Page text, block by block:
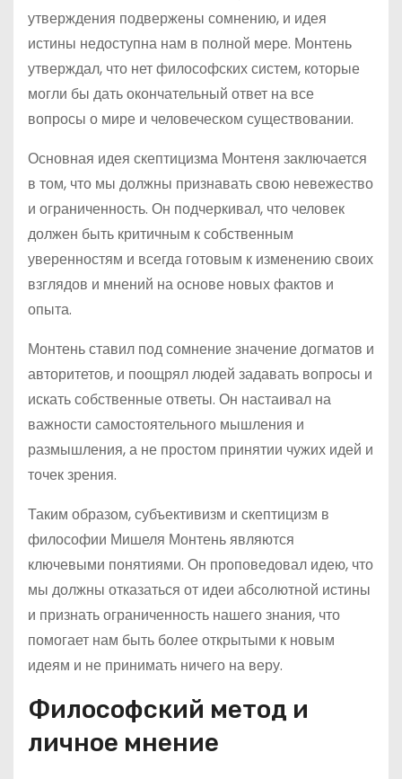
утверждения подвержены сомнению, и идея
истины недоступна нам в полной мере. Монтень
утверждал, что нет философских систем, которые
могли бы дать окончательный ответ на все
вопросы о мире и человеческом существовании.
Основная идея скептицизма Монтеня заключается
в том, что мы должны признавать свою невежество
и ограниченность. Он подчеркивал, что человек
должен быть критичным к собственным
уверенностям и всегда готовым к изменению своих
взглядов и мнений на основе новых фактов и
опыта.
Монтень ставил под сомнение значение догматов и
авторитетов, и поощрял людей задавать вопросы и
искать собственные ответы. Он настаивал на
важности самостоятельного мышления и
размышления, а не простом принятии чужих идей и
точек зрения.
Таким образом, субъективизм и скептицизм в
философии Мишеля Монтень являются
ключевыми понятиями. Он проповедовал идею, что
мы должны отказаться от идеи абсолютной истины
и признать ограниченность нашего знания, что
помогает нам быть более открытыми к новым
идеям и не принимать ничего на веру.
Философский метод и
личное мнение